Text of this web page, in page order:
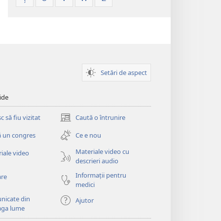
Setări de aspect
să fiu vizitat Caută o întrunire
(se
deschide
o
fereastră
nouă)
un congres
Ce e nou
video
Materiale video cu
descrieri audio
Informații pentru
medici
din
lume
Ajutor